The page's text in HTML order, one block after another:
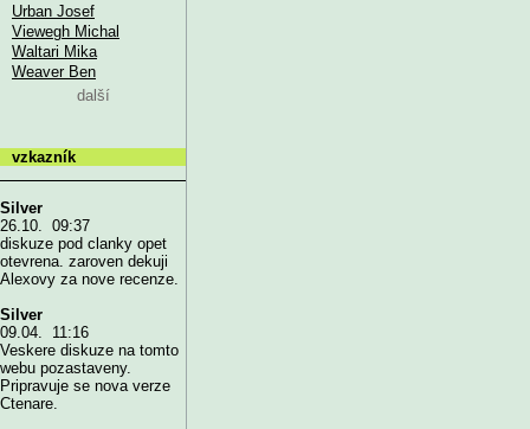
Urban Josef
Viewegh Michal
Waltari Mika
Weaver Ben
další
vzkazník
Silver
26.10. 09:37
diskuze pod clanky opet
otevrena. zaroven dekuji
Alexovy za nove recenze.
Silver
09.04. 11:16
Veskere diskuze na tomto
webu pozastaveny.
Pripravuje se nova verze
Ctenare.